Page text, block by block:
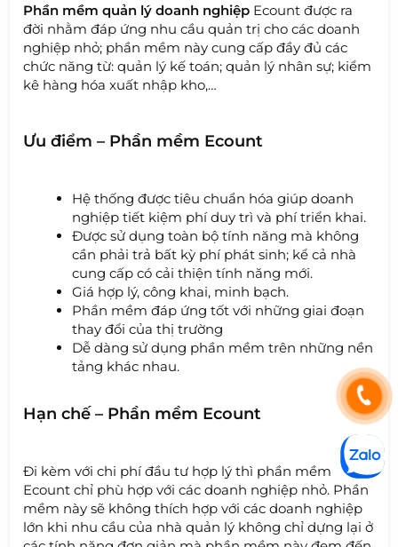
Phần mềm quản lý doanh nghiệp Ecount được ra
đời nhằm đáp ứng nhu cầu quản trị cho các doanh
nghiệp nhỏ; phần mềm này cung cấp đầy đủ các
chức năng từ: quản lý kế toán; quản lý nhân sự; kiểm
kê hàng hóa xuất nhập kho,…
Ưu điểm – Phần mềm Ecount
Hệ thống được tiêu chuẩn hóa giúp doanh
nghiệp tiết kiệm phí duy trì và phí triển khai.
Được sử dụng toàn bộ tính năng mà không
cần phải trả bất kỳ phí phát sinh; kể cả nhà
cung cấp có cải thiện tính năng mới.
Giá hợp lý, công khai, minh bạch.
Phần mềm đáp ứng tốt với những giai đoạn
thay đổi của thị trường
Dễ dàng sử dụng phần mềm trên những nền
tảng khác nhau.
Hạn chế – Phần mềm Ecount
Đi kèm với chi phí đầu tư hợp lý thì phần mềm
Ecount chỉ phù hợp với các doanh nghiệp nhỏ. Phần
mềm này sẽ không thích hợp với các doanh nghiệp
lớn khi nhu cầu của nhà quản lý không chỉ dựng lại ở